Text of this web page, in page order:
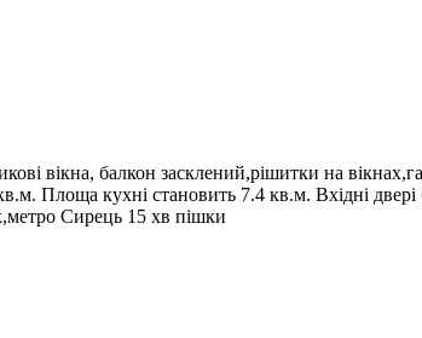
вікна, балкон засклений,рішитки на
Площа кухні становить 7.4 кв.м. Вхідні двері
Сирець 15 хв пішки